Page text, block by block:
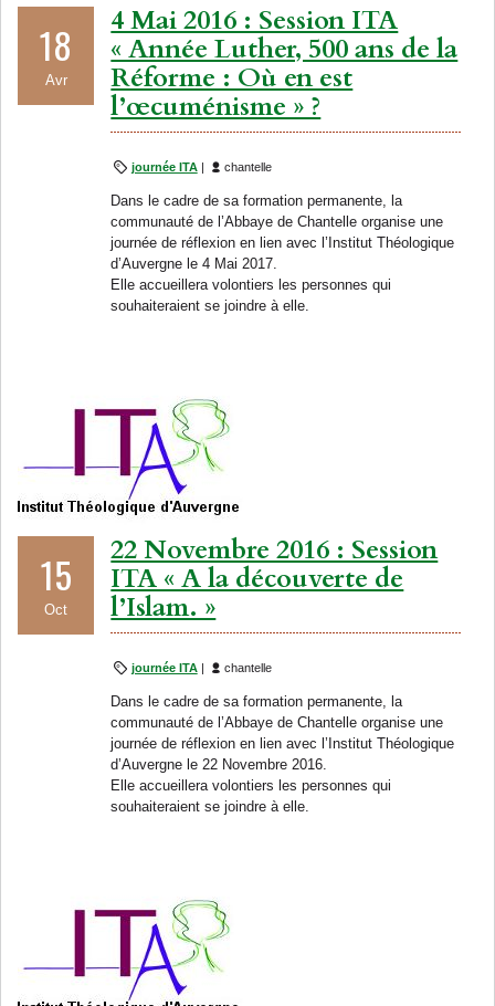
18
Avr
4 Mai 2016 : Session ITA
« Année Luther, 500 ans de la
Réforme : Où en est
l’œcuménisme » ?
journée ITA | chantelle
Dans le cadre de sa formation permanente, la
communauté de l’Abbaye de Chantelle organise une
journée de réflexion en lien avec l’Institut Théologique
d’Auvergne le 4 Mai 2017.
Elle accueillera volontiers les personnes qui
souhaiteraient se joindre à elle.
15
Oct
22 Novembre 2016 : Session
ITA « A la découverte de
l’Islam. »
journée ITA | chantelle
Dans le cadre de sa formation permanente, la
communauté de l’Abbaye de Chantelle organise une
journée de réflexion en lien avec l’Institut Théologique
d’Auvergne le 22 Novembre 2016.
Elle accueillera volontiers les personnes qui
souhaiteraient se joindre à elle.